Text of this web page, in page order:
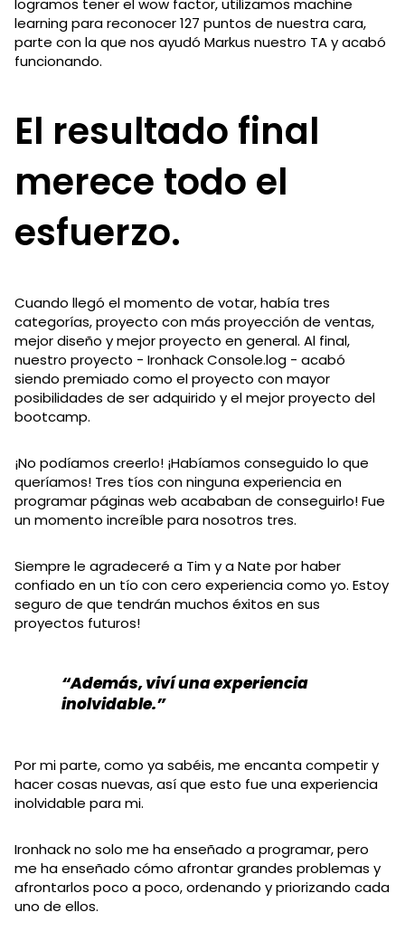
learning para reconocer 127 puntos de nuestra cara,
parte con la que nos ayudó Markus nuestro TA y acabó
funcionando.
El resultado final
merece todo el
esfuerzo.
Cuando llegó el momento de votar, había tres
categorías, proyecto con más proyección de ventas,
mejor diseño y mejor proyecto en general. Al final,
nuestro proyecto - Ironhack Console.log - acabó
siendo premiado como el proyecto con mayor
posibilidades de ser adquirido y el mejor proyecto del
bootcamp.
¡No podíamos creerlo! ¡Habíamos conseguido lo que
queríamos! Tres tíos con ninguna experiencia en
programar páginas web acababan de conseguirlo! Fue
un momento increíble para nosotros tres.
Siempre le agradeceré a Tim y a Nate por haber
confiado en un tío con cero experiencia como yo. Estoy
seguro de que tendrán muchos éxitos en sus
proyectos futuros!
“Además, viví una experiencia
inolvidable.”
Por mi parte, como ya sabéis, me encanta competir y
hacer cosas nuevas, así que esto fue una experiencia
inolvidable para mi.
Ironhack no solo me ha enseñado a programar, pero
me ha enseñado cómo afrontar grandes problemas y
afrontarlos poco a poco, ordenando y priorizando cada
uno de ellos.